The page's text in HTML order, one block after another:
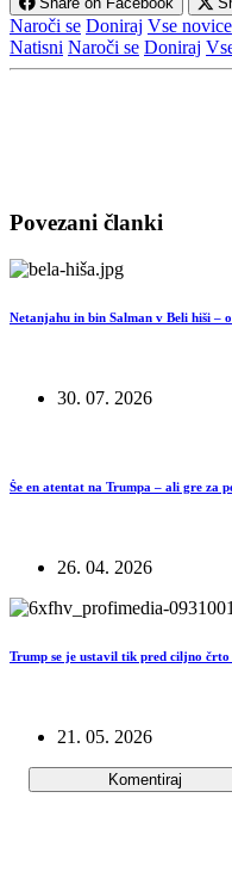
Naroči se Doniraj Vse novice
Natisni Naroči se Doniraj
Povezani članki
Netanjahu in bin Salman v Beli hiši –
30. 07. 2026
Še en atentat na Trumpa – ali gre za
26. 04. 2026
Trump se je ustavil tik pred ciljno
21. 05. 2026
Komentiraj